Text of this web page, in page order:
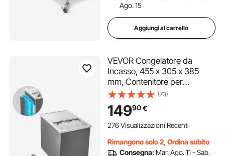
Ago. 15
Aggiungi al carrello
VEVOR Congelatore da
Incasso, 455 x 305 x 385
mm, Contenitore per
Ghiaccio Commerciale in
Acciaio Inox, 27,1 Litri con
Coperchio per Esterni, Set di
Tubi di Scarico Incluso, per
(73)
14990€
276 Visualizzazioni Recenti
Rimangono solo 2, Ordina subito
Consegna: Mar. Ago. 11 - Sab.